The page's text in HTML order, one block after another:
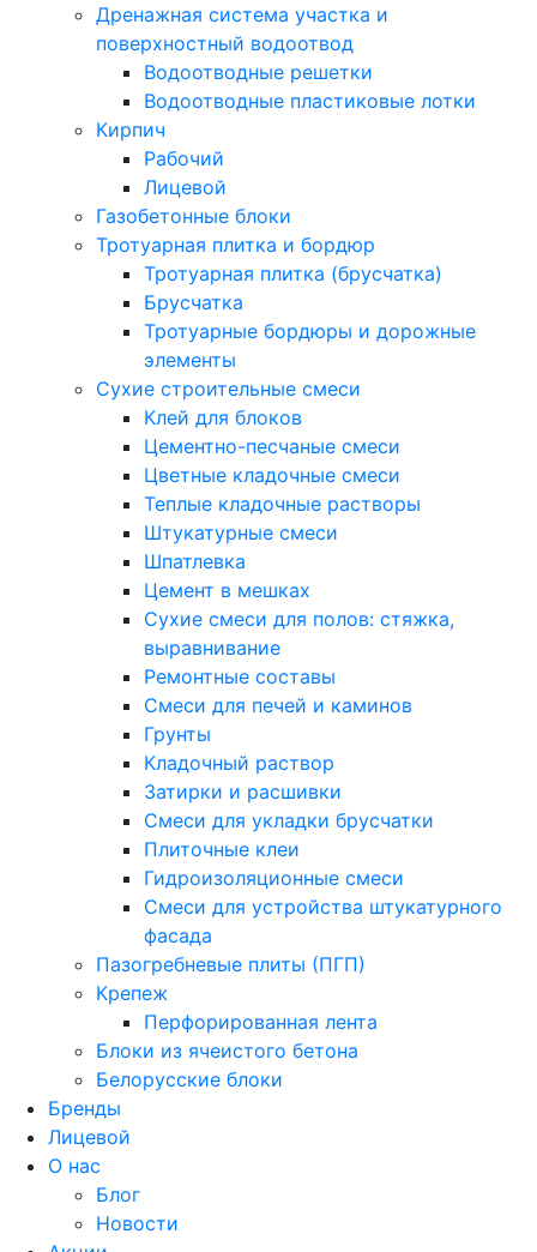
Дренажная система участка и
поверхностный водоотвод
Водоотводные решетки
Водоотводные пластиковые лотки
Кирпич
Рабочий
Лицевой
Газобетонные блоки
Тротуарная плитка и бордюр
Тротуарная плитка (брусчатка)
Брусчатка
Тротуарные бордюры и дорожные
элементы
Сухие строительные смеси
Клей для блоков
Цементно-песчаные смеси
Цветные кладочные смеси
Теплые кладочные растворы
Штукатурные смеси
Шпатлевка
Цемент в мешках
Сухие смеси для полов: стяжка,
выравнивание
Ремонтные составы
Смеси для печей и каминов
Грунты
Кладочный раствор
Затирки и расшивки
Смеси для укладки брусчатки
Плиточные клеи
Гидроизоляционные смеси
Смеси для устройства штукатурного
фасада
Пазогребневые плиты (ПГП)
Крепеж
Перфорированная лента
Блоки из ячеистого бетона
Белорусские блоки
Бренды
Лицевой
О нас
Блог
Новости